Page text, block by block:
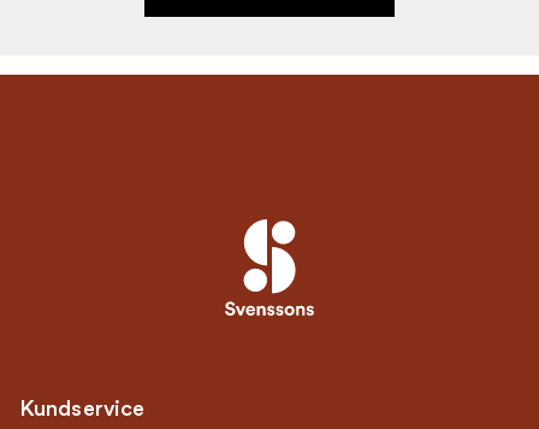
Kundservice